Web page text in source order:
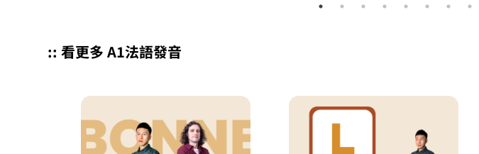
:: 看更多 A1法語發音